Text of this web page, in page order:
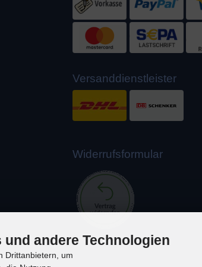
Versanddienstleister
Widerrufsformular
andere Technologien
Drittanbietern, um